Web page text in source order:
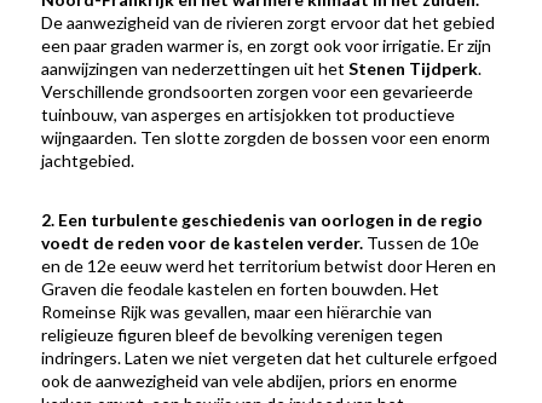
De aanwezigheid van de rivieren zorgt ervoor dat het gebied
een paar graden warmer is, en zorgt ook voor irrigatie. Er zijn
aanwijzingen van nederzettingen uit hetStenen Tijdperk.
Verschillende grondsoorten zorgen voor een gevarieerde
tuinbouw, van asperges en artisjokken tot productieve
wijngaarden. Ten slotte zorgden de bossen voor een enorm
jachtgebied.
2. Een turbulente geschiedenis van oorlogen in de regio
voedt de reden voor de kastelen verder. Tussen de 10e
en de 12e eeuw werd het territorium betwist door Heren en
Graven die feodale kastelen en forten bouwden. Het
Romeinse Rijk was gevallen, maar een hiërarchie van
religieuze figuren bleef de bevolking verenigen tegen
indringers. Laten we niet vergeten dat het culturele erfgoed
ook de aanwezigheid van vele abdijen, priors en enorme